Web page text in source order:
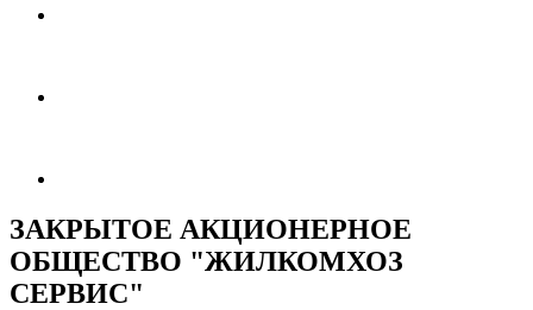
ЗАКРЫТОЕ АКЦИОНЕРНОЕ
ОБЩЕСТВО "ЖИЛКОМХОЗ
СЕРВИС"